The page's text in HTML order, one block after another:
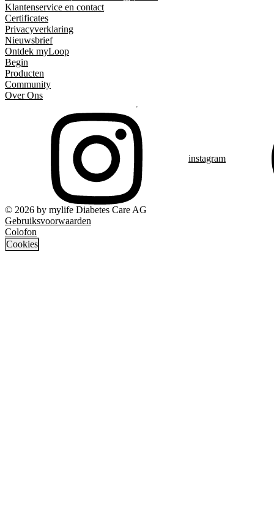
Klantenservice en contact
Certificates
Privacyverklaring
Nieuwsbrief
Ontdek myLoop
Begin
Producten
Community
Over Ons
instagram
© 2026 by mylife Diabetes Care AG
Gebruiksvoorwaarden
Colofon
Cookies